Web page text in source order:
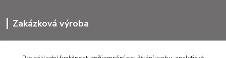
Zakázková výroba
Přířezy na míru